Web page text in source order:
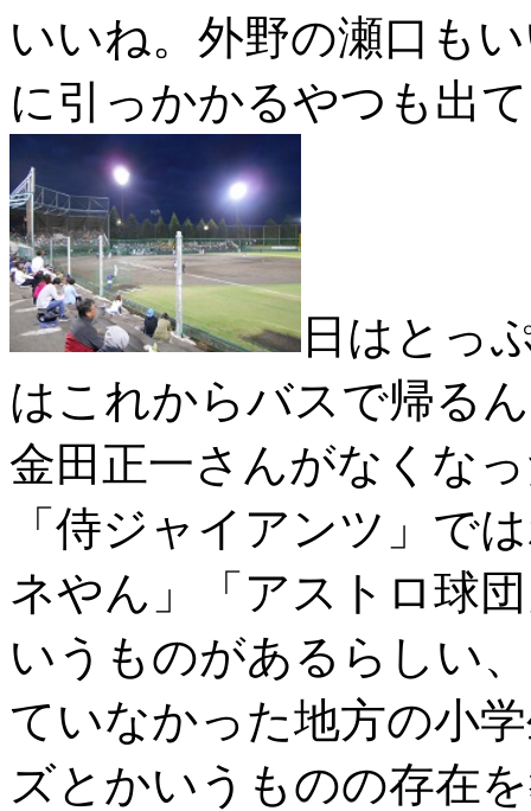
いいね。外野の瀬口も
に引っかかるやつも出
日はとっ
はこれからバスで帰る
金田正一さんがなくな
「侍ジャイアンツ」で
ネやん」「アストロ球
いうものがあるらしい
ていなかった地方の小
ズとかいうものの存在